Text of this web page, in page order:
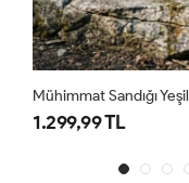
Mühimmat Sandığı Yeşil
1.299,99 TL